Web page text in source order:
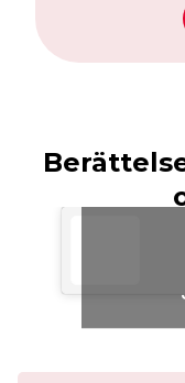
Klicka på